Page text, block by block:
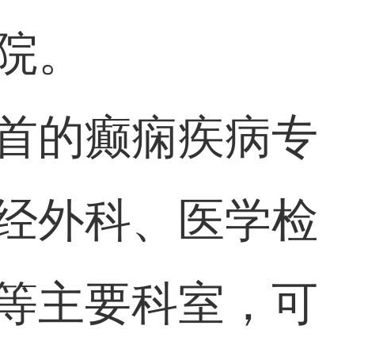
。
的癫痫疾病专
外科、医学检
主要科室，可